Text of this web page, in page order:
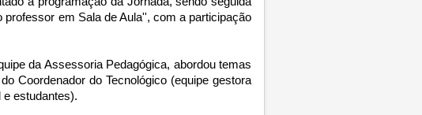
em Sala de Aula'', com a participação
da Assessoria Pedagógica, abordou temas
Coordenador do Tecnológico (equipe gestora
e estudantes).